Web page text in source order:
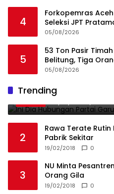
4
Forkopemras
Seleksi JPT
dan Integritas,
05/08/2026
5
53 Ton Pasir
Belitung, Tiga
Diburu
05/08/2026
Trending
1
Gerindra
19/02/2018 0
2
Rawa Terate Rutin
Pabrik Sekitar
19/02/2018 0
3
NU Minta
Orang Gila
19/02/2018 0